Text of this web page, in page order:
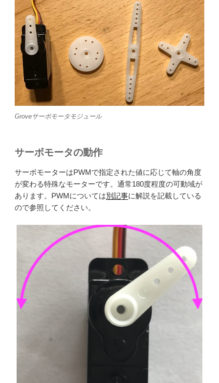
Groveサーボモータモジュール
サーボモータの動作
サーボモーターはPWMで指定された値に応じて軸の角度
が変わる特殊なモーターです。通常180度程度の可動域が
あります。PWMについては別記事に解説を記載している
ので参照してください。